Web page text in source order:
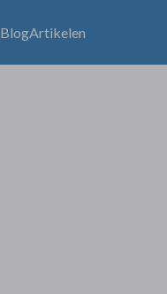
BlogArtikelen